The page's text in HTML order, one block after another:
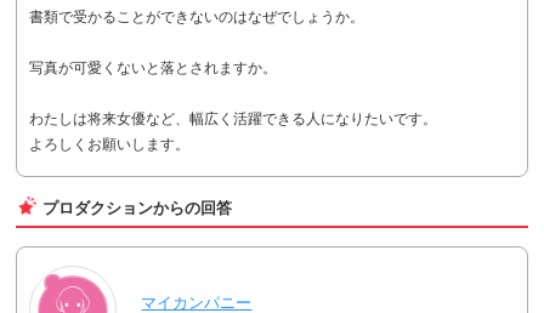
書類で受かることができないのはなぜでしょうか。
写真が可愛くないと落とされますか。
わたしは将来女優など、幅広く活躍できる人になりたいです。
よろしくお願いします。
プロダクションからの回答
マイカンパニー